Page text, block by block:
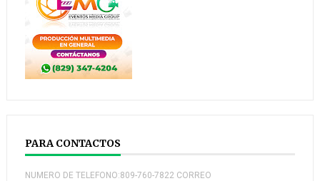
PARA CONTACTOS
NUMERO DE TELEFONO:809-760-7822 CORREO